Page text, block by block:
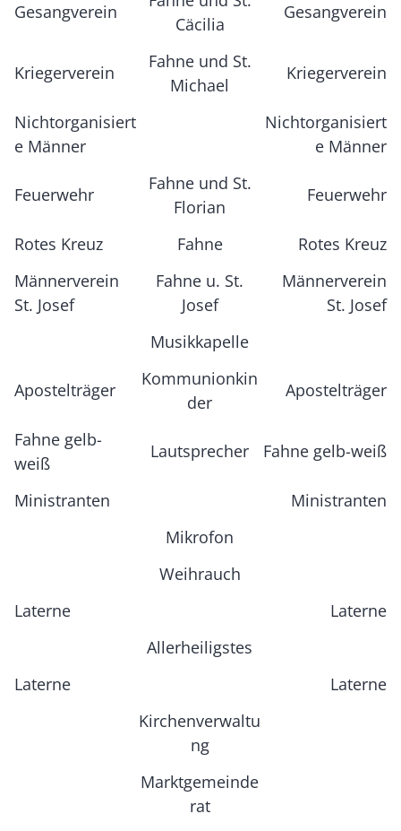
Gesangverein
Cäcilia
Gesangverein
Kriegerverein
Fahne und St.
Michael
Kriegerverein
Nichtorganisiert
e Männer
Nichtorganisiert
e Männer
Feuerwehr
Fahne und St.
Florian
Feuerwehr
Rotes Kreuz Fahne
Rotes Kreuz
Männerverein
St. Josef
Fahne u. St.
Josef
Männerverein
St. Josef
Musikkapelle
Apostelträger
Kommunionkin
der
Apostelträger
Fahne gelb-
weiß
Lautsprecher Fahne gelb-weiß
Ministranten
Ministranten
Mikrofon
Weihrauch
Laterne
Laterne
Allerheiligstes
Laterne
Laterne
Kirchenverwaltu
ng
Marktgemeinde
rat